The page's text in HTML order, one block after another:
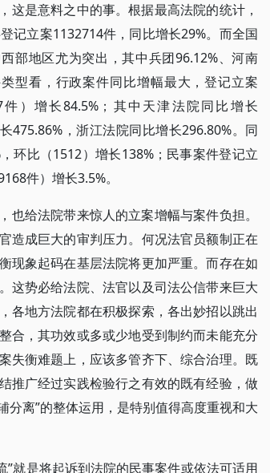
这是意料之中的事。根据最高法院的统计，
记立案1132714件，同比增长29%。而全国
部地区尤为突出，其中兵团96.12%、河南
型看，行政案件同比增幅最大，登记立案
）增长84.5%；其中天津法院同比增长
475.86%，浙江法院同比增长296.80%。同
环比（1512）增长138%；民事案件登记立
件）增长3.5%。
给法院带来惊人的立案增幅与案件负担。
造成巨大的审判压力。何况法官员额制正在
现象起码在基层法院将更加严重。而存在如
这势必给法院、法官以及司法公信带来巨大
各地方法院都在积极探索，各出妙招以跳出
合，其功效或多或少地受到制约而未能充分
失衡难题上，应该多管齐下、综合治理。既
推广经过实践检验行之有效的既有经验，做
分离”的整体运用，是特别值得高度重视和大
”就是将起诉到法院的民事案件或依法可适用